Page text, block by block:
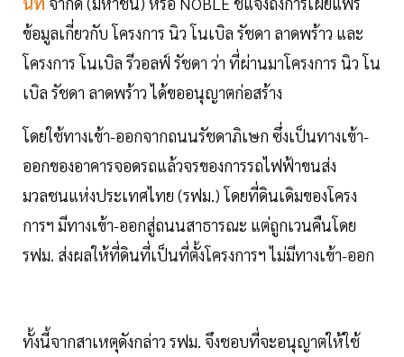
ข้อมูลเกี่ยวกับ โครงการ นิว โนเบิล รัชดา ลาดพร้าว และ
โครงการ โนเบิล รีวอลฟ์ รัชดา ว่า ที่ผ่านมาโครงการ นิว โน
เบิล รัชดา ลาดพร้าว ได้ขออนุญาตก่อสร้าง
โดยใช้ทางเข้า-ออกจากถนนรัชดาภิเษก ซึ่งเป็นทางเข้า-
ออกของอาคารจอดรถแล้วจรของการรถไฟฟ้าขนส่ง
มวลชนแห่งประเทศไทย (รฟม.) โดยที่ดินเดิมของโครง
การฯ มีทางเข้า-ออกสู่ถนนสาธารณะ แต่ถูกเวนคืนโดย
รฟม. ส่งผลให้ที่ดินที่เป็นที่ตั้งโครงการฯ ไม่มีทางเข้า-ออก
ทั้งนี้จากสาเหตุดังกล่าว รฟม. จึงชอบที่จะอนุญาตให้ใช้